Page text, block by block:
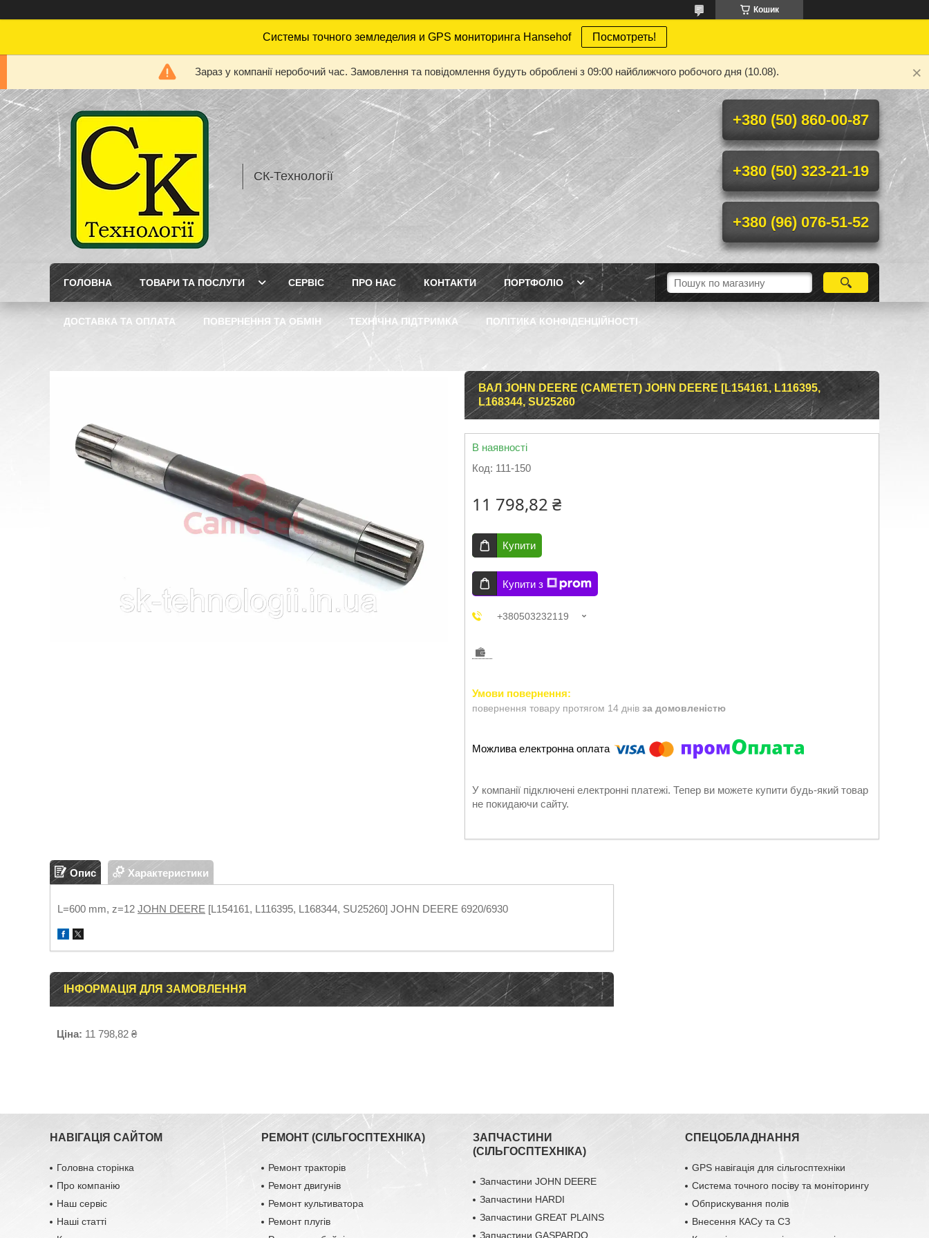
Кошик
Системы точного земледелия и GPS мониторинга Hansehof Посмотреть!
Зараз у компанії неробочий час. Замовлення та повідомлення будуть оброблені з 09:00 найближчого робочого дня (10.08).
СК-Технології
+380 (50) 860-00-87
+380 (50) 323-21-19
+380 (96) 076-51-52
ГОЛОВНА ТОВАРИ ТА ПОСЛУГИ СЕРВІС ПРО НАС КОНТАКТИ ПОРТФОЛІО
ДОСТАВКА ТА ОПЛАТА ПОВЕРНЕННЯ ТА ОБМІН ТЕХНІЧНА ПІДТРИМКА ПОЛІТИКА КОНФІДЕНЦІЙНОСТІ
ВАЛ JOHN DEERE (CAMETET) JOHN DEERE [L154161, L116395,
L168344, SU25260
В наявності
Код: 111-150
11 798,82 ₴
Купити
Купити з
+380503232119
повернення товару протягом 14 днів за домовленістю
У компанії підключені електронні платежі. Тепер ви можете купити будь-який товар
не покидаючи сайту.
Опис Характеристики
L=600 mm, z=12 JOHN DEERE [L154161, L116395, L168344, SU25260] JOHN DEERE 6920/6930
ІНФОРМАЦІЯ ДЛЯ ЗАМОВЛЕННЯ
Ціна: 11 798,82 ₴
НАВІГАЦІЯ САЙТОМ
Головна сторінка
Про компанію
Наш сервіс
Наші статті
РЕМОНТ (СІЛЬГОСПТЕХНІКА)
Ремонт тракторів
Ремонт двигунів
Ремонт культиватора
Ремонт плугів
ЗАПЧАСТИНИ
(СІЛЬГОСПТЕХНІКА)
Запчастини JOHN DEERE
Запчастини HARDI
Запчастини GREAT PLAINS
Запчастини GASPARDO
СПЕЦОБЛАДНАННЯ
GPS навігація для сільгосптехніки
Система точного посіву та моніторингу
Обприскування полів
Внесення КАСу та СЗ